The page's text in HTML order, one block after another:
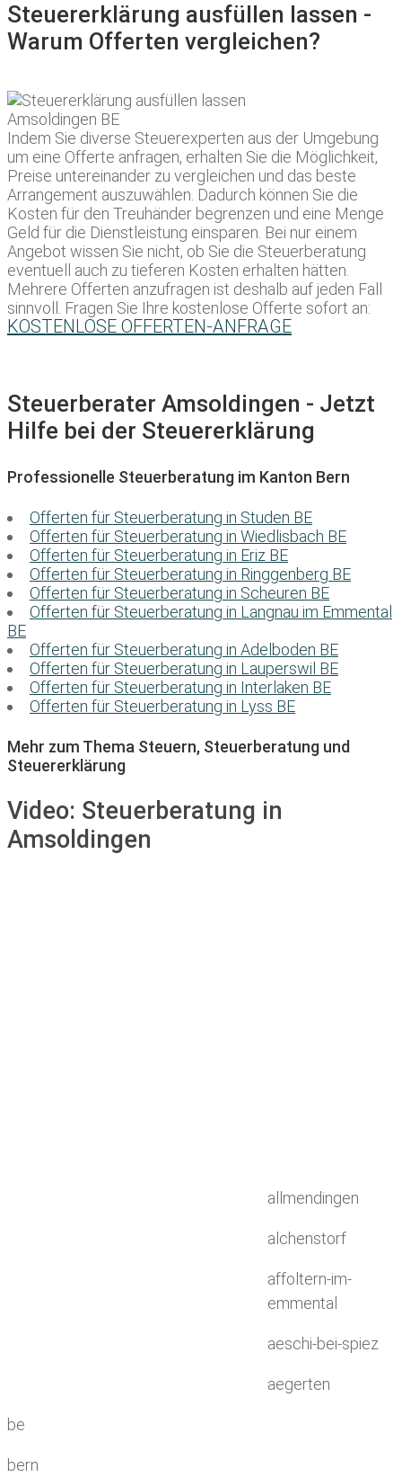
Steuererklärung ausfüllen lassen -
Warum Offerten vergleichen?
Indem Sie diverse Steuerexperten aus der Umgebung
um eine Offerte anfragen, erhalten Sie die Möglichkeit,
Preise untereinander zu vergleichen und das beste
Arrangement auszuwählen. Dadurch können Sie die
Kosten für den Treuhänder begrenzen und eine Menge
Geld für die Dienstleistung einsparen. Bei nur einem
Angebot wissen Sie nicht, ob Sie die Steuerberatung
eventuell auch zu tieferen Kosten erhalten hätten.
Mehrere Offerten anzufragen ist deshalb auf jeden Fall
sinnvoll. Fragen Sie Ihre kostenlose Offerte sofort an:
KOSTENLOSE OFFERTEN-ANFRAGE
Steuerberater Amsoldingen - Jetzt
Hilfe bei der Steuererklärung
Professionelle Steuerberatung im Kanton Bern
Offerten für Steuerberatung in Studen BE
Offerten für Steuerberatung in Wiedlisbach BE
Offerten für Steuerberatung in Eriz BE
Offerten für Steuerberatung in Ringgenberg BE
Offerten für Steuerberatung in Scheuren BE
Offerten für Steuerberatung in Langnau im Emmental
BE
Offerten für Steuerberatung in Adelboden BE
Offerten für Steuerberatung in Lauperswil BE
Offerten für Steuerberatung in Interlaken BE
Offerten für Steuerberatung in Lyss BE
Mehr zum Thema Steuern, Steuerberatung und
Steuererklärung
Video: Steuerberatung in
Amsoldingen
allmendingen
alchenstorf
affoltern-im-
emmental
aeschi-bei-spiez
aegerten
be
bern